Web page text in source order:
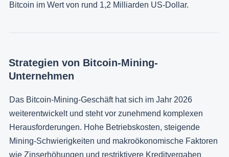
Bitcoin im Wert von rund 1,2 Milliarden US-Dollar.
Strategien von Bitcoin-Mining-
Unternehmen
Das Bitcoin-Mining-Geschäft hat sich im Jahr 2026
weiterentwickelt und steht vor zunehmend komplexen
Herausforderungen. Hohe Betriebskosten, steigende
Mining-Schwierigkeiten und makroökonomische Faktoren
wie Zinserhöhungen und restriktivere Kreditvergaben